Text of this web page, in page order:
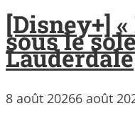
[Disney+]
sous le
Lauderdale
8 août 20266 août